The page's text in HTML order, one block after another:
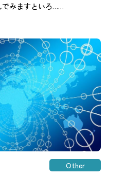
でみますといろ……
Other